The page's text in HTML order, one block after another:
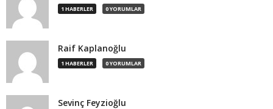
1 HABERLER 0 YORUMLAR
Raif Kaplanoğlu
1 HABERLER 0 YORUMLAR
Sevinç Feyzioğlu